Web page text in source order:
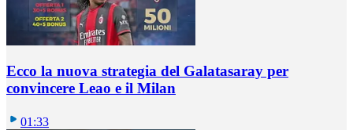
Ecco la nuova strategia del Galatasaray per
convincere Leao e il Milan
01:33